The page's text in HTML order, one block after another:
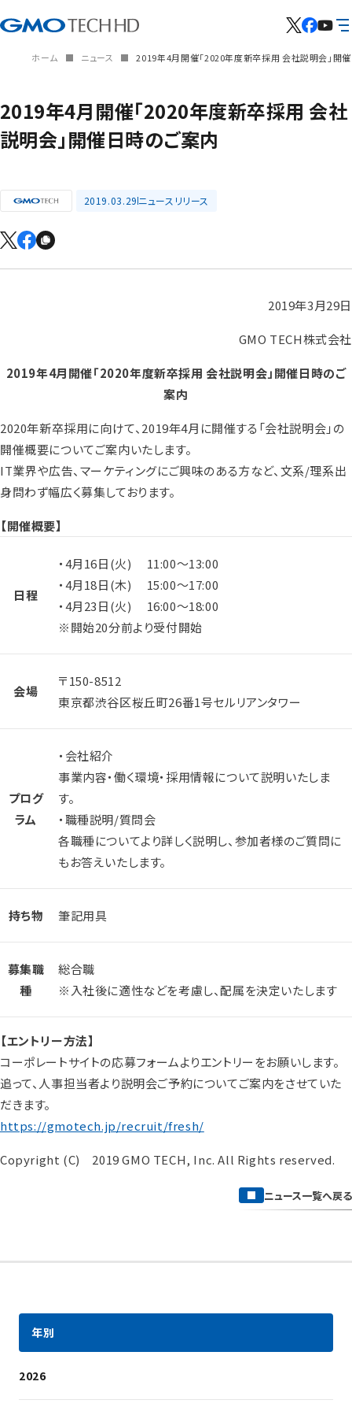
ホーム ニュース 2019年4月開催「2020年度新卒採用 会社説明会」開
2019年4月開催「2020年度新卒採用 会社
説明会」開催日時のご案内
2019.03.29ニュースリリース
2019年3月29日
GMO TECH株式会社
2019年4月開催「2020年度新卒採用 会社説明会」開催日時のご
案内
2020年新卒採用に向けて、2019年4月に開催する「会社説明会」の
開催概要についてご案内いたします。
IT業界や広告、マーケティングにご興味のある方など、文系/理系出
身問わず幅広く募集しております。
【開催概要】
日程
・4月16日(火) 11:00～13:00
・4月18日(木) 15:00～17:00
・4月23日(火) 16:00～18:00
※開始20分前より受付開始
会場
〒150-8512
東京都渋谷区桜丘町26番1号セルリアンタワー
プログ
ラム
・会社紹介
事業内容・働く環境・採用情報について説明いたしま
す。
・職種説明/質問会
各職種についてより詳しく説明し、参加者様のご質問に
もお答えいたします。
持ち物 筆記用具
募集職
種
総合職
※入社後に適性などを考慮し、配属を決定いたします
【エントリー方法】
コーポレートサイトの応募フォームよりエントリーをお願いします。
追って、人事担当者より説明会ご予約についてご案内をさせていた
だきます。
https://gmotech.jp/recruit/fresh/
Copyright (C) 2019 GMO TECH, Inc. All Rights reserved.
ニュース一覧へ戻る
年別
2026